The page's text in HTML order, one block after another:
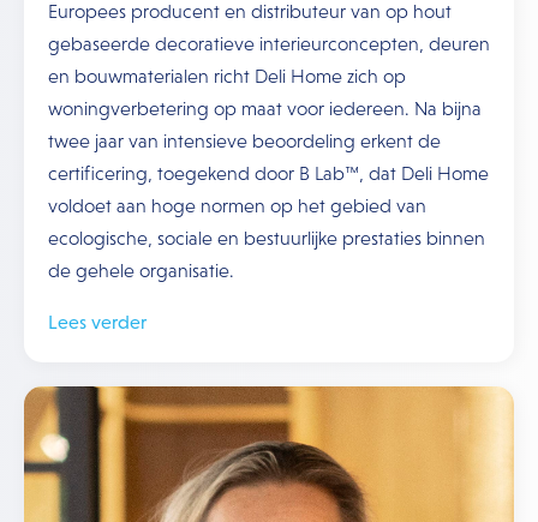
Europees producent en distributeur van op hout
gebaseerde decoratieve interieurconcepten, deuren
en bouwmaterialen richt Deli Home zich op
woningverbetering op maat voor iedereen. Na bijna
twee jaar van intensieve beoordeling erkent de
certificering, toegekend door B Lab™, dat Deli Home
voldoet aan hoge normen op het gebied van
ecologische, sociale en bestuurlijke prestaties binnen
de gehele organisatie.
Lees verder